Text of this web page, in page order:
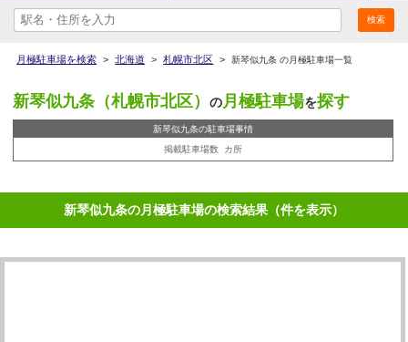
月極駐車場を検索 > 北海道 > 札幌市北区 > 新琴似九条 の月極駐車場一覧
新琴似九条（札幌市北区） の月極駐車場を探す
新琴似九条の駐車場事情
掲載駐車場数
カ所
新琴似九条の月極駐車場の検索結果（件を表示）